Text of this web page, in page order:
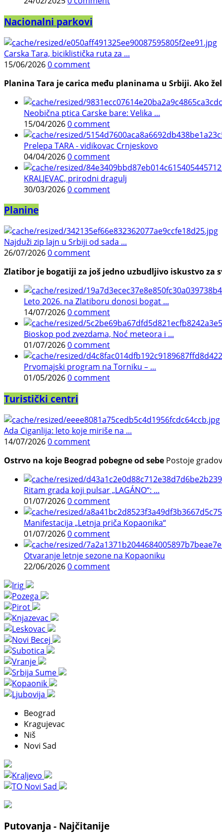
Nacionalni parkovi
Carska Tara, biciklistička ruta za ...
15/06/20260 comment
Planina Tara je carica među planinama u Srbiji. Ako
Neobična ptica Carske bare: Velika ...
15/04/20260 comment
Prelepa TARA - vidikovac Crnjeskovo
04/04/20260 comment
KRALJEVAC, prirodni dragulj
30/03/20260 comment
Planine
Najduži zip lajn u Srbiji od sada ...
26/07/20260 comment
Zlatibor je bogatiji za još jedno uzbudljivo iskustvo
Leto 2026. na Zlatiboru donosi bogat ...
14/07/20260 comment
Bioskop pod zvezdama, Noć meteora i ...
01/07/20260 comment
Prvomajski program na Torniku – ...
01/05/20260 comment
Turistički centri
Ada Ciganlija: leto koje miriše na ...
14/07/20260 comment
Ostrvo na koje Beograd pobegne od sebe Postoje
Ritam grada koji pulsar „LAGÁNO“: ...
01/07/20260 comment
Manifestacija „Letnja priča Kopaonika“
01/07/20260 comment
Otvaranje letnje sezone na Kopaoniku
22/06/20260 comment
Beograd
Kragujevac
Niš
Novi Sad
Putovanja - Najčitanije